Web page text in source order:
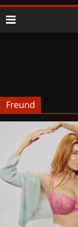
Freund